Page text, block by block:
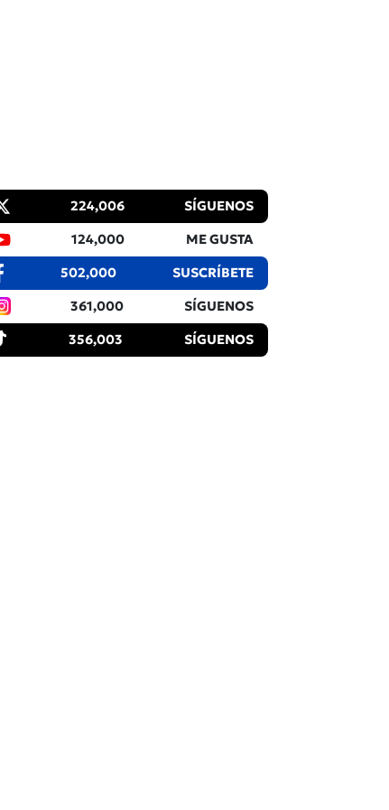
224,006 SÍGUENOS
124,000 ME GUSTA
502,000 SUSCRÍBETE
361,000 SÍGUENOS
356,003 SÍGUENOS